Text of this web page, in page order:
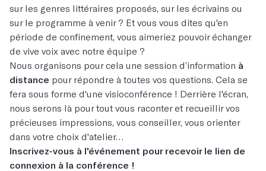
sur les genres littéraires proposés, sur les écrivains ou
sur le programme à venir ? Et vous vous dites qu'en
période de confinement, vous aimeriez pouvoir échanger
de vive voix avec notre équipe ?
Nous organisons pour cela une session d’information à
distance pour répondre à toutes vos questions. Cela se
fera sous forme d'une visioconférence ! Derrière l'écran,
nous serons là pour tout vous raconter et recueillir vos
précieuses impressions, vous conseiller, vous orienter
dans votre choix d'atelier…
Inscrivez-vous à l'événement pour recevoir le lien de
connexion à la conférence !